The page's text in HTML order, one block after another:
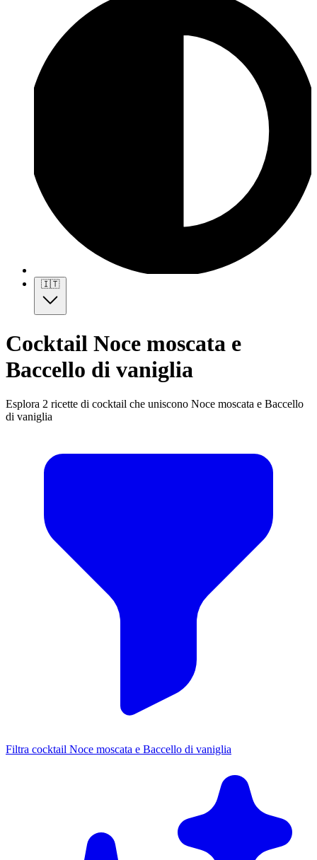
🇮🇹
Cocktail Noce moscata e
Baccello di vaniglia
Esplora 2 ricette di cocktail che uniscono Noce moscata e Baccello
di vaniglia
Filtra cocktail Noce moscata e Baccello di vaniglia